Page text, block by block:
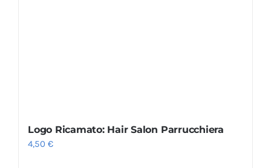
Logo Ricamato: Hair Salon Parrucchiera
4,50€